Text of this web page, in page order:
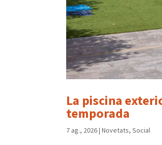
La piscina
temporada
7 ag., 2026|Novetats,Social